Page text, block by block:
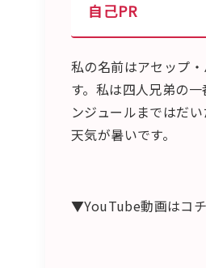
自己PR
私の名前はアセップ
す。私は四人兄弟の
ンジュールまではだ
天気が暑いです。
▼YouTube動画はコ